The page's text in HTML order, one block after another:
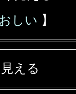
しい 】
える